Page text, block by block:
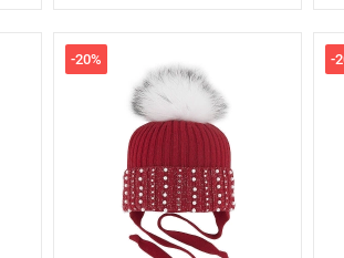
-20% -